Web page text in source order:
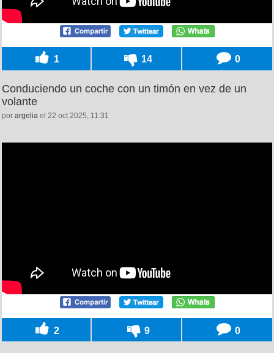
1 14 0
Conduciendo un coche con un timón en vez de un
volante
por argelia el 22 oct 2025, 11:31
2 9 0